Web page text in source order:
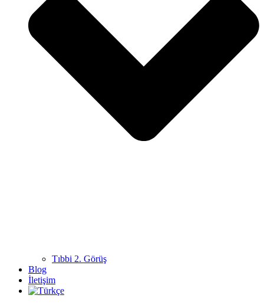
Tıbbi 2. Görüş
Blog
İletişim